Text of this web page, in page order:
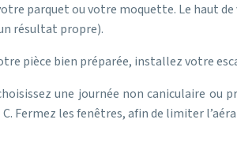
parquet ou votre moquette. Le haut
résultat propre).
pièce bien préparée, installez votre
une journée non caniculaire
Fermez les fenêtres, afin de limiter